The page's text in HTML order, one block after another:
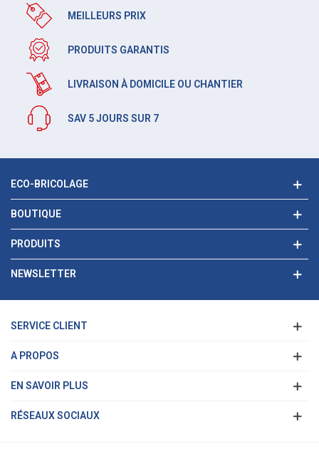
MEILLEURS PRIX
PRODUITS GARANTIS
LIVRAISON À DOMICILE OU CHANTIER
SAV 5 JOURS SUR 7
ECO-BRICOLAGE
BOUTIQUE
PRODUITS
NEWSLETTER
SERVICE CLIENT
A PROPOS
EN SAVOIR PLUS
RÉSEAUX SOCIAUX